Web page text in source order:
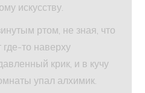
искусству.
ртом, не зная, что
где-то наверху
крик, и в кучу
упал алхимик.